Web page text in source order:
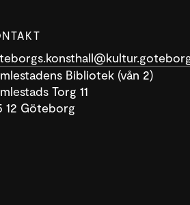
Bibliotek (vån 2)
Torg 11
12 Göteborg